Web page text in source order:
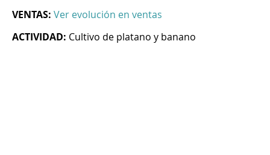
VENTAS: Ver evolución en ventas
ACTIVIDAD: Cultivo de platano y banano